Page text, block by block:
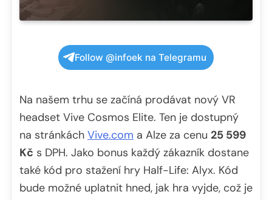
Follow @infoek na Telegramu
Na našem trhu se začíná prodávat nový VR
headset Vive Cosmos Elite. Ten je dostupný
na stránkách Vive.com a Alze za cenu 25 599
Kč s DPH. Jako bonus každý zákazník dostane
také kód pro stažení hry Half-Life: Alyx. Kód
bude možné uplatnit hned, jak hra vyjde, což je